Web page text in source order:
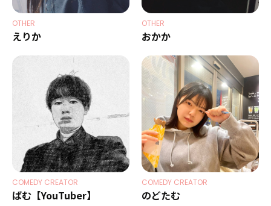
えりか
OTHER
おかか
OTHER
ばむ【YouTuber】
COMEDY CREATOR
のどたむ
COMEDY CREATOR